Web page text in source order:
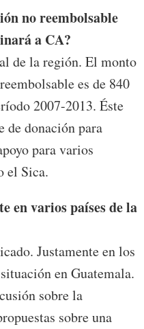
no reembolsable
a CA?
de la región. El monto
es de 840
2007-2013. Éste
de donación para
para varios
el Sica.
en varios países de la
Justamente en los
en Guatemala.
sobre la
sobre una